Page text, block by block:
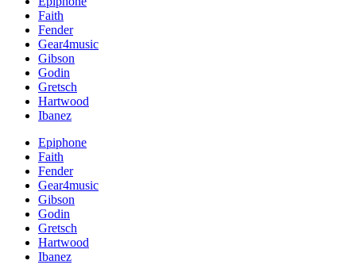
Faith
Fender
Gear4music
Gibson
Godin
Gretsch
Hartwood
Ibanez
Epiphone
Faith
Fender
Gear4music
Gibson
Godin
Gretsch
Hartwood
Ibanez